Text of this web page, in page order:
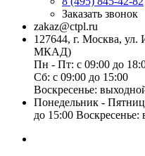
Заказать звонок
zakaz@ctpl.ru
127644, г. Москва, ул.
МКАД)
Пн - Пт: с 09:00 до
Сб: с 09:00 до 15:00
Воскресенье:
Понедельник -
до 15:00 Воскресенье: